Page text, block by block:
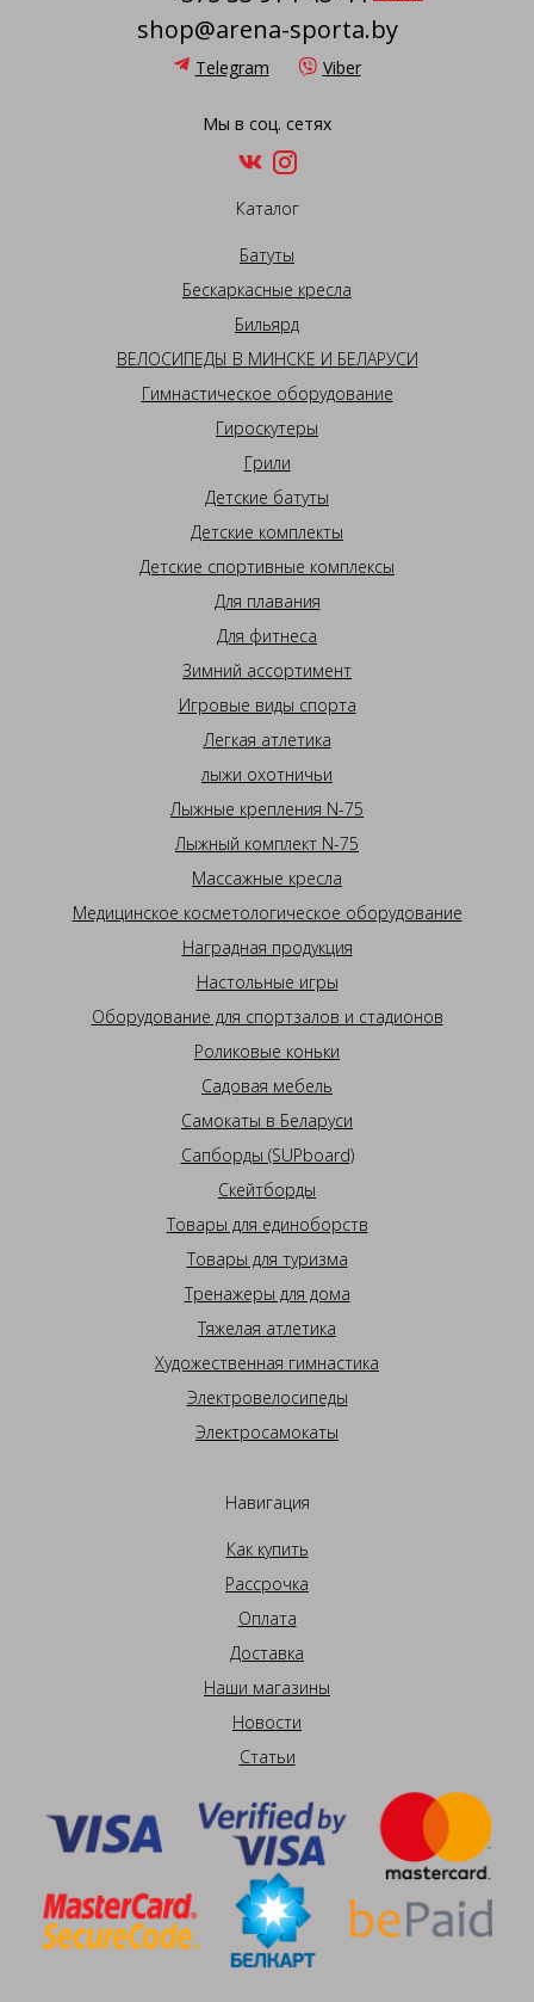
shop@arena-sporta.by
Telegram Viber
Мы в соц. сетях
Каталог
Батуты
Бескаркасные кресла
Бильярд
ВЕЛОСИПЕДЫ В МИНСКЕ И БЕЛАРУСИ
Гимнастическое оборудование
Гироскутеры
Грили
Детские батуты
Детские комплекты
Детские спортивные комплексы
Для плавания
Для фитнеса
Зимний ассортимент
Игровые виды спорта
Легкая атлетика
лыжи охотничьи
Лыжные крепления N-75
Лыжный комплект N-75
Массажные кресла
Медицинское косметологическое оборудование
Наградная продукция
Настольные игры
Оборудование для спортзалов и стадионов
Роликовые коньки
Садовая мебель
Самокаты в Беларуси
Сапборды (SUPboard)
Скейтборды
Товары для единоборств
Товары для туризма
Тренажеры для дома
Тяжелая атлетика
Художественная гимнастика
Электровелосипеды
Электросамокаты
Навигация
Как купить
Рассрочка
Оплата
Доставка
Наши магазины
Новости
Статьи